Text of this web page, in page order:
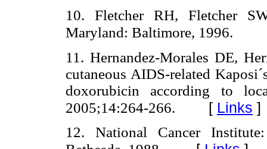
10. Fletcher RH, Fletcher
Maryland: Baltimore, 1996.
11. Hernandez-Morales DE,
cutaneous AIDS-related
doxorubicin according to
2005;14:264-266. [ Links ]
12. National Cancer